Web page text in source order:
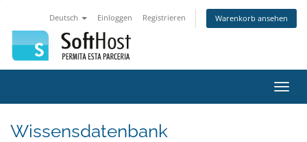
Deutsch Einloggen Registrieren Warenkorb ansehen
ein-/
Wissensdatenbank